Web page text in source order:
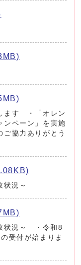
ます ・「オレン
ンペーン」を実施
協力ありがとう
状況～
状況～ ・令和8
受付が始まりま